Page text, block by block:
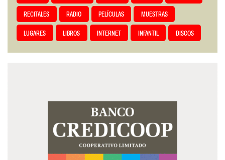
RECITALES RADIO PELÍCULAS MUESTRAS
LUGARES LIBROS INTERNET INFANTIL DISCOS